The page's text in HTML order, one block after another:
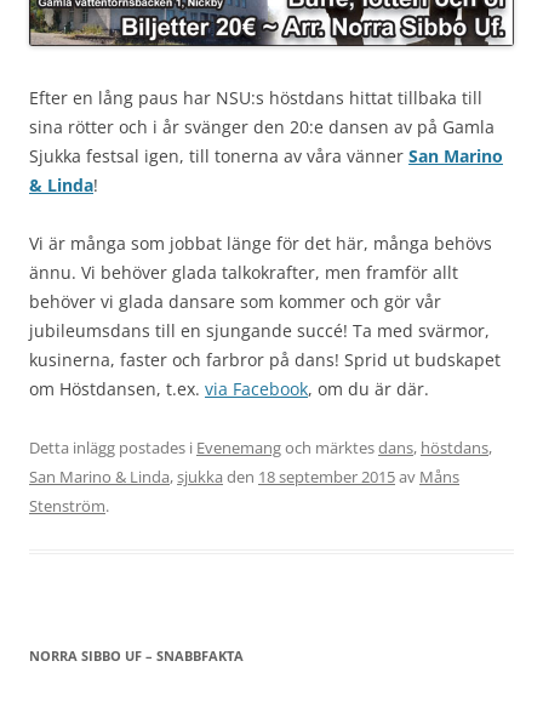
Efter en lång paus har NSU:s höstdans hittat tillbaka till
sina rötter och i år svänger den 20:e dansen av på Gamla
Sjukka festsal igen, till tonerna av våra vänner San Marino
& Linda!
Vi är många som jobbat länge för det här, många behövs
ännu. Vi behöver glada talkokrafter, men framför allt
behöver vi glada dansare som kommer och gör vår
jubileumsdans till en sjungande succé! Ta med svärmor,
kusinerna, faster och farbror på dans! Sprid ut budskapet
om Höstdansen, t.ex. via Facebook, om du är där.
Detta inlägg postades i Evenemangoch märktesdans, höstdans,
San Marino & Linda,sjukka den 18 september 2015av Måns
Stenström.
NORRA SIBBO UF – SNABBFAKTA